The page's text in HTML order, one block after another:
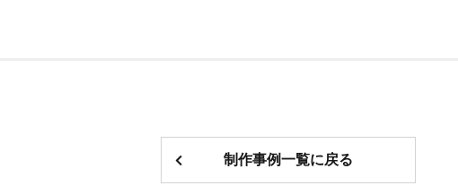
制作事例一覧に戻る